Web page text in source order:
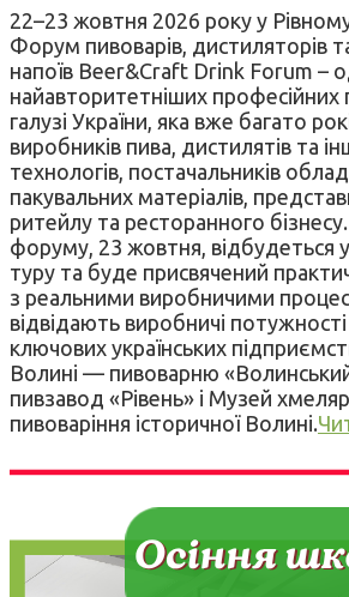
22–23 жовтня 2026 року у
Форум пивоварів, дистиляторів
напоїв Beer&Craft Drink Forum –
найавторитетніших професійних
галузі України, яка вже багато
виробників пива, дистилятів та
технологів, постачальників
пакувальних матеріалів,
ритейлу та ресторанного
форуму, 23 жовтня, відбудеться
туру та буде присвячений
з реальними виробничими
відвідають виробничі потужності
ключових українських
Волині — пивоварню
пивзавод «Рівень» і Музей
пивоваріння історичної Волині.